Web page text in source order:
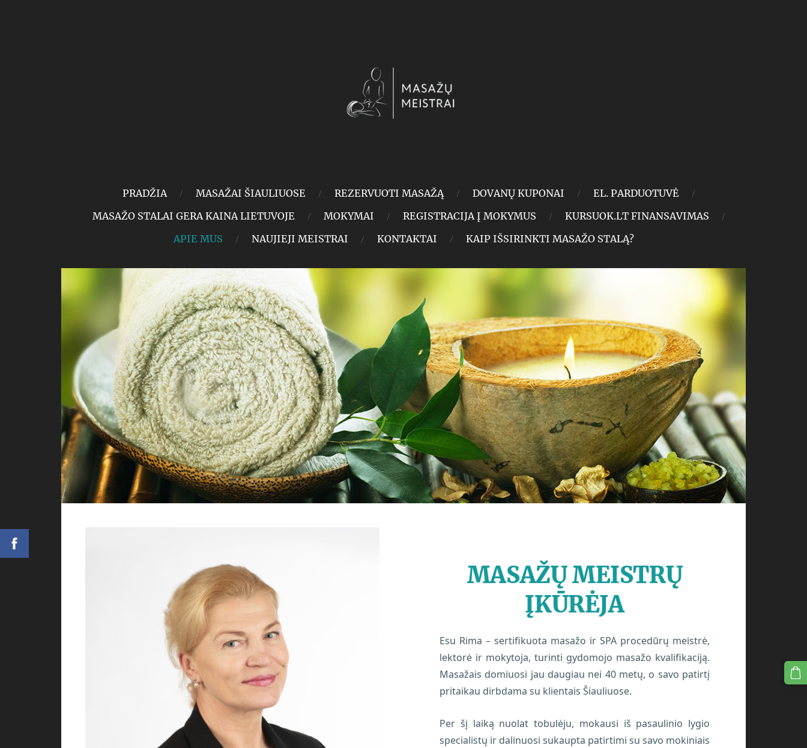
PRADŽIA MASAŽAI ŠIAULIUOSE REZERVUOTI MASAŽĄ DOVANŲ KUPONAI
EL. PARDUOTUVĖ
MASAŽO STALAI GERA KAINA LIETUVOJE
MOKYMAI REGISTRACIJA Į MOKYMUS
KURSUOK.LT FINANSAVIMAS
APIE MUS
NAUJIEJI MEISTRAI KONTAKTAI KAIP IŠSIRINKTI MASAŽO STALĄ?
MASAŽŲ MEISTRŲ
ĮKŪRĖJA
Esu Rima – sertifikuota masažo ir SPA procedūrų meistrė,
lektorė ir mokytoja, turinti gydomojo masažo kvalifikaciją.
Masažais domiuosi jau daugiau nei 40 metų, o savo patirtį
pritaikau dirbdama su klientais Šiauliuose.
Per šį laiką nuolat tobulėju, mokausi iš pasaulinio lygio
specialistų ir dalinuosi sukaupta patirtimi su savo mokiniais